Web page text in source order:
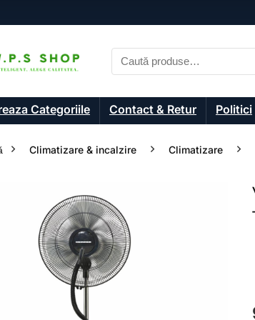
Categoriile Contact & Retur Politici
Climatizare & incalzire Climatizare